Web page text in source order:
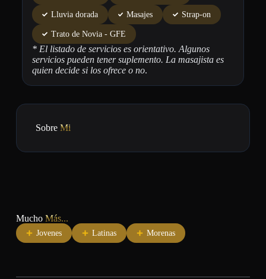
Lluvia dorada Masajes Strap-on
Trato de Novia - GFE
* El listado de servicios es orientativo. Algunos
servicios pueden tener suplemento. La masajista es
quien decide si los ofrece o no.
Sobre Mi
Mucho Más...
Jovenes Latinas Morenas